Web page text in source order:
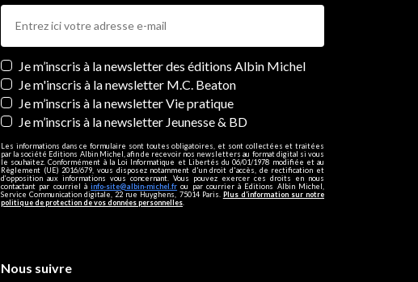
Newsletters
Je m’inscris à la newsletter des éditions Albin Michel
Je m'inscris à la newsletter M.C. Beaton
Je m’inscris à la newsletter Vie pratique
Je m’inscris à la newsletter Jeunesse & BD
Les informations dans ce formulaire sont toutes obligatoires, et sont collectées et traitées
par la société Editions Albin Michel, afin de recevoir nos newsletters au format digital si vous
le souhaitez. Conformément à la Loi Informatique et Libertés du 06/01/1978 modifiée et au
Règlement (UE) 2016/679, vous disposez notamment d'un droit d'accès, de rectification et
d’opposition aux informations vous concernant. Vous pouvez exercer ces droits en nous
contactant par courriel àinfo-site@albin-michel.fr ou par courrier à Editions Albin Michel,
Service Communication digitale, 22 rue Huyghens, 75014 Paris. Plus d’information sur notre
politique de protection de vos données personnelles
Nous suivre